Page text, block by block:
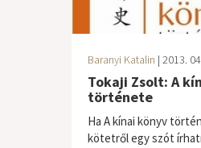
Baranyi Katalin | 2013.
Tokaji Zsolt: A
története
Ha A kínai könyv
kötetről egy szót